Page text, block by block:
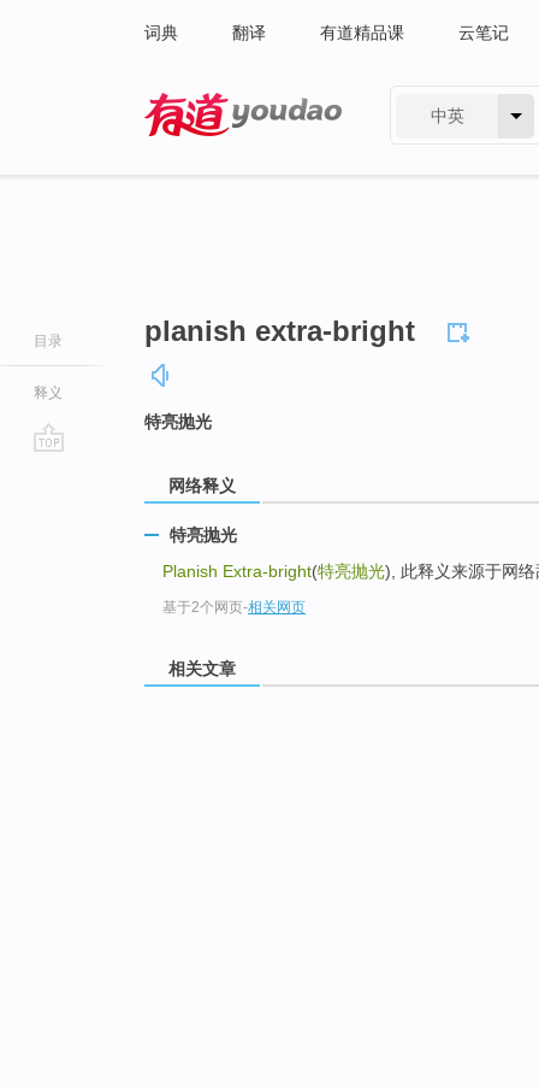
词典 翻译 有道精品课 云笔记
中英
目录
释义
planish extra-bright
特亮抛光
网络释义
特亮抛光
Planish Extra-bright(特亮抛光), 此释义来源于网
基于2个网页-相关网页
相关文章